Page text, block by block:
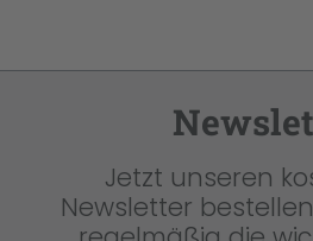
Jetzt unseren
Newsletter